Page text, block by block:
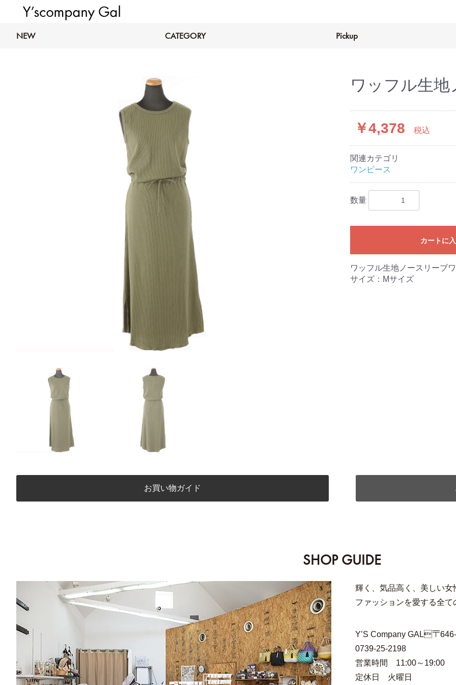
NEW CATEGORY Pickup
ワッフル生
￥4,378 税込
関連カテゴリ
ワンピース
数量
カートに
ワッフル生地ノースリーブ
サイズ：Mサイズ
お買い物ガイド
SHOP GUIDE
輝く、気品高く、美しい女
ファッションを愛する全
Y’S Company GAL〒
0739-25-2198
営業時間 11:00～19:00
定休日 火曜日